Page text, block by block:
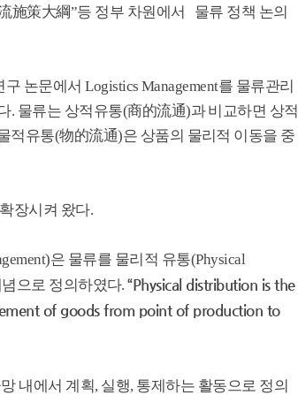
施策大綱”등 정부 차원에서 물류 정책 논의
논문에서 Logistics Management를 물류관리
물류는 상적유통(商的流通)과 비교하면 상적
적유통(物的流通)은 상품의 물리적 이동을 중
장시켜 왔다.
은 물류를 물리적 유통(Physical
으로 정의하였다.“Physical distribution is the
of goods from point of production to
내에서 계획, 실행, 통제하는 활동으로 정의